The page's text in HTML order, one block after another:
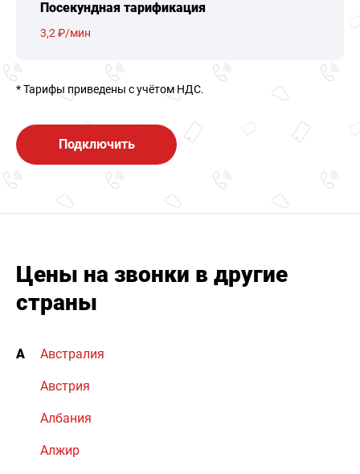
Посекундная тарификация
3,2 ₽/мин
* Тарифы приведены c учётом НДС.
Подключить
Цены на звонки в другие
страны
А Австралия
Австрия
Албания
Алжир